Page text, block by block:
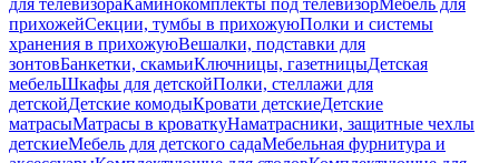
для телевизораКаминокомплекты под телевизорМебель для
прихожейСекции, тумбы в прихожуюПолки и системы
хранения в прихожуюВешалки, подставки для
зонтовБанкетки, скамьиКлючницы, газетницыДетская
мебельШкафы для детскойПолки, стеллажи для
детскойДетские комодыКровати детскиеДетские
матрасыМатрасы в кроваткуНаматрасники, защитные чехлы
детскиеМебель для детского садаМебельная фурнитура и